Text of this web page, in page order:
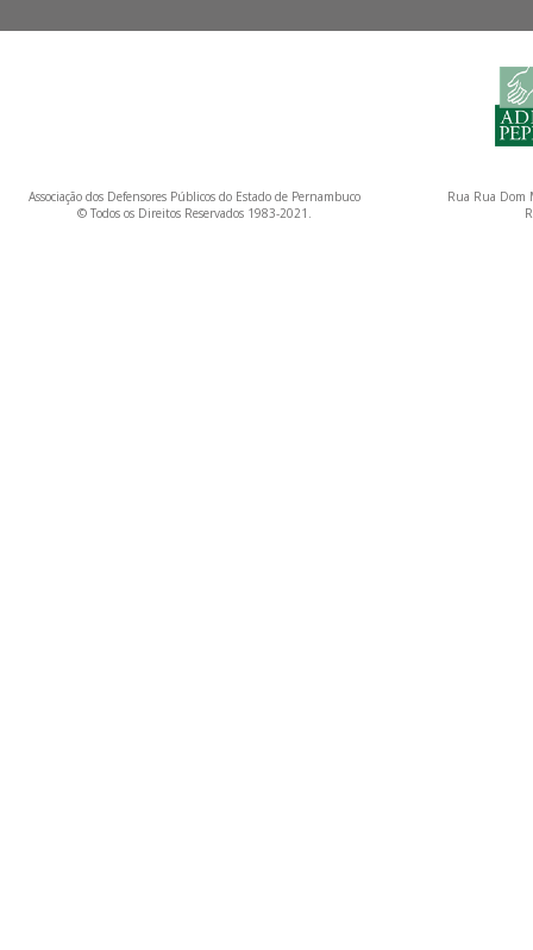
Associação dos Defensores Públicos do Estado de Pernambuco
© Todos os Direitos Reservados 1983-2021.
Rua Rua Dom